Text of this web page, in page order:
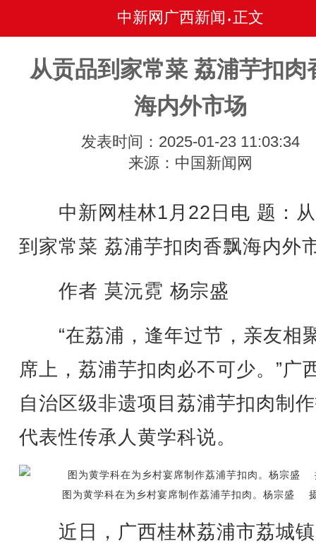
中新网广西新闻 • 正文
从贡品到家常菜 荔浦芋扣肉
海内外市场
发表时间：2025-01-23 11:03:34
来源：中国新闻网
中新网桂林1月22日电 题：
到家常菜 荔浦芋扣肉香飘海内外
作者 莫沅霓 杨宗盛
“在荔浦，逢年过节，亲友相
席上，荔浦芋扣肉必不可少。”广
自治区级非遗项目荔浦芋扣肉制
代表性传承人黄学科说。
图为黄学科在为乡村宴席制作荔浦芋扣肉。杨宗盛
近日，广西桂林荔浦市荔城